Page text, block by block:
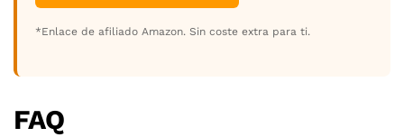
*Enlace de afiliado Amazon. Sin coste extra para ti.
FAQ